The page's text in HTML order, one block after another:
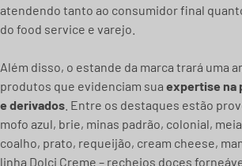
atendendo tanto ao consumidor final
do food service e varejo.
Além disso, o estande da marca trará uma
produtos que evidenciam sua expertise na
e derivados . Entre os destaques estão
mofo azul, brie, minas padrão, colonial,
coalho, prato, requeijão, cream cheese,
linha Dolci Creme – recheios doces